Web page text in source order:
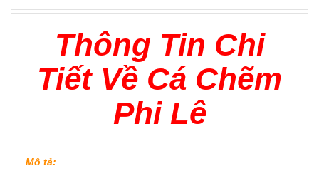
Thông Tin Chi
Tiết Về Cá Chẽm
Phi Lê
Mô tả: